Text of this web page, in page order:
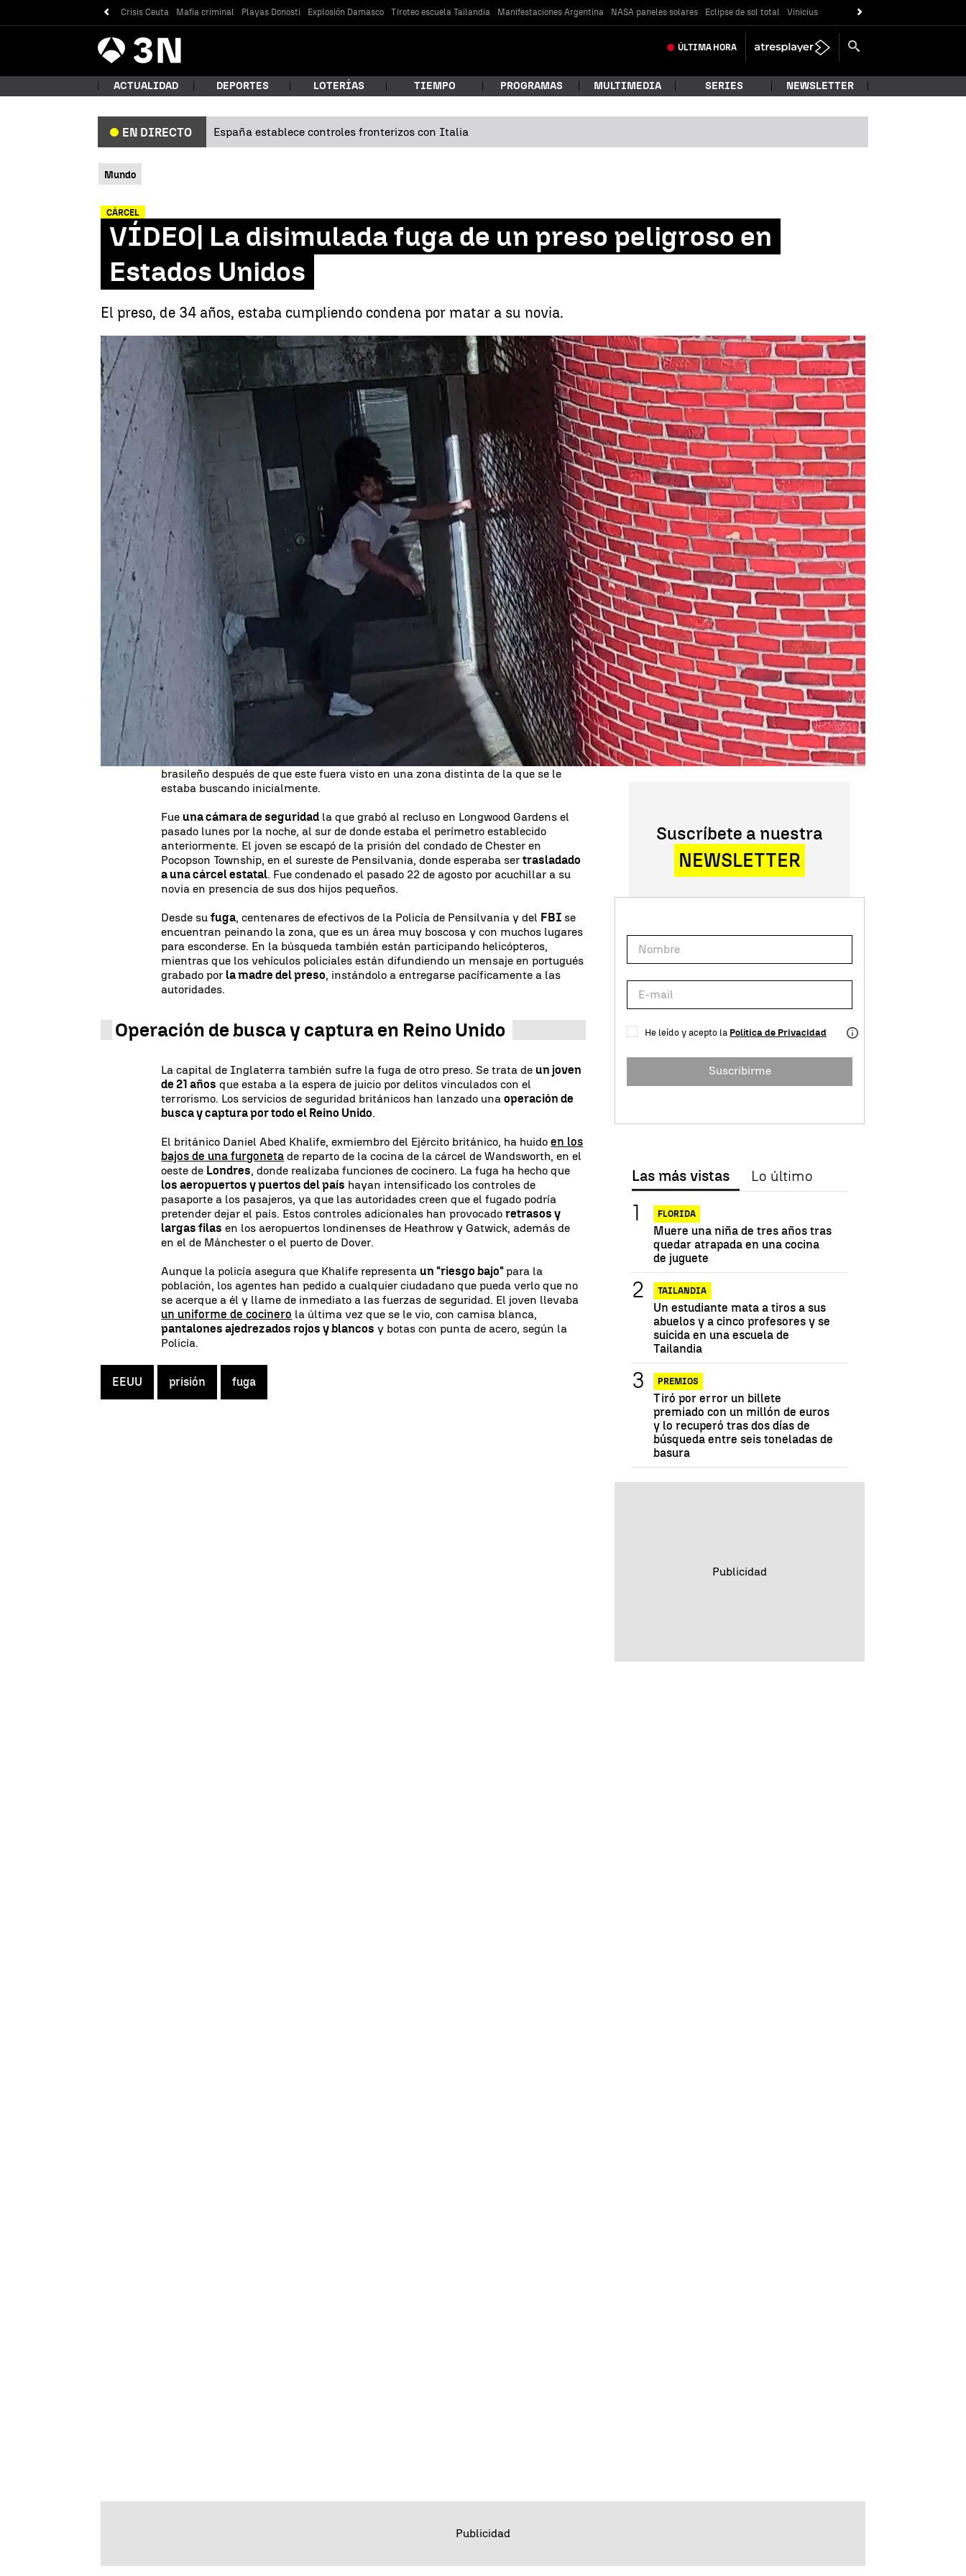
Crisis Ceuta Mafia criminal Playas Donosti Explosión Damasco Tiroteo escuela Tailandia Manifestaciones Argentina NASA paneles solares Eclipse de sol total Vinicius
Antena
3 Noticias ÚLTIMA HORA
ACTUALIDAD DEPORTES LOTERÍAS TIEMPO PROGRAMAS MULTIMEDIA SERIES NEWSLETTER
EN DIRECTO España establece controles fronterizos con Italia
Mundo
CÁRCEL
VÍDEO| La disimulada fuga de un preso peligroso en
Estados Unidos
El preso, de 34 años, estaba cumpliendo condena por matar a su novia.
Así se ha fugado un peligroso preso en Estados Unidos |Antena 3 Noticias
Estíbaliz González
Publicado: 07 de septiembre de 2023, 12:18 WhatsappFacebook
X Linkedin
Hace que parezca sencillo. Este
, de 34 años de edad, está condenado a
cadena perpetua por matar a su novia
y se ha fugado de la cárcel de una
manera bastante disimulada. Ha ocurrido en Estados Unidos, donde las
autoridades han pedido a la población que tenga cuidado y que cierren sus casas
porque
el individuo es bastante peligroso . También han cerrado las escuelas.
Es una huida un tanto peculiar. El hombre
entre ambos muros, coloca
las manos y los pies en la pared y trepa de una manera disimulada, pasando
completamente desapercibido
. El preso sigue fugado desde el pasado jueves y
la Policía de Pensilvania ha decidido ampliar la zona en la quese busca al joven
brasileño después de que este fuera visto en una zona distinta de la que se le
estaba buscando inicialmente.
Fue una cámara de seguridad la que grabó al recluso en Longwood Gardens el
pasado lunes por la noche, al sur de donde estaba el perímetro establecido
anteriormente. El joven se escapó de la prisión del condado de Chester en
Pocopson Township, en el sureste de Pensilvania, donde esperaba sertrasladado
a una cárcel estatal. Fue condenado el pasado 22 de agosto por acuchillar a su
novia en presencia de sus dos hijos pequeños.
Desde sufuga, centenares de efectivos de la Policía de Pensilvania y del FBI se
encuentran peinando la zona, que es un área muy boscosa y con muchos lugares
para esconderse. En la búsqueda también están participando helicópteros,
mientras que los vehículos policiales están difundiendo un mensaje en portugués
grabado por la madre del preso, instándolo a entregarse pacíficamente a las
autoridades.
Operación de busca y captura en Reino Unido
La capital de Inglaterra también sufre la fuga de otro preso. Se trata de un joven
de 21 años que estaba a la espera de juicio por delitos vinculados con el
terrorismo. Los servicios de seguridad británicos han lanzado unaoperación de
busca y captura por todo el Reino Unido.
El británico Daniel Abed Khalife, exmiembro del Ejército británico, ha huidoen los
bajos de una furgoneta de reparto de la cocina de la cárcel de Wandsworth, en el
oeste de Londres, donde realizaba funciones de cocinero. La fuga ha hecho que
los aeropuertos y puertos del país hayan intensificado los controles de
pasaporte a los pasajeros, ya que las autoridades creen que el fugado podría
pretender dejar el país. Estos controles adicionales han provocadoretrasos y
largas filas en los aeropuertos londinenses de Heathrow y Gatwick, además de
en el de Mánchester o el puerto de Dover.
Aunque la policía asegura que Khalife representa un "riesgo bajo"para la
población, los agentes han pedido a cualquier ciudadano que pueda verlo que no
se acerque a él y llame de inmediato a las fuerzas de seguridad. El joven llevaba
un uniforme de cocinero la última vez que se le vio, con camisa blanca,
pantalones ajedrezados rojos y blancos y botas con punta de acero, según la
Policía.
EEUU prisión fuga
Suscríbete a nuestra
NEWSLETTER
He leído y acepto la Política de Privacidad
Suscribirme
Las más vistas Lo último
FLORIDA
Muere una niña de tres años tras
quedar atrapada en una cocina
de juguete
TAILANDIA
Un estudiante mata a tiros a sus
abuelos y a cinco profesores y se
suicida en una escuela de
Tailandia
PREMIOS
Tiró por error un billete
premiado con un millón de euros
y lo recuperó tras dos días de
búsqueda entre seis toneladas de
basura